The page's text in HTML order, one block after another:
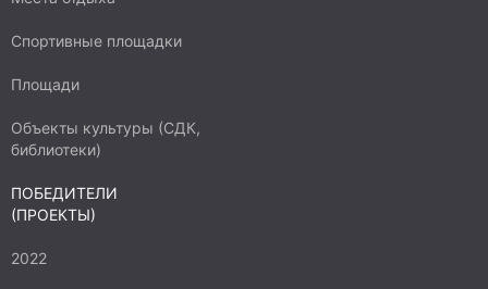
Спортивные площадки
Площади
Объекты культуры (СДК,
библиотеки)
ПОБЕДИТЕЛИ
(ПРОЕКТЫ)
2022